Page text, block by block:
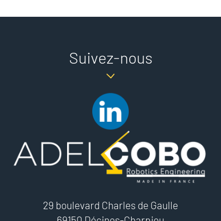
Suivez-nous
29 boulevard Charles de Gaulle